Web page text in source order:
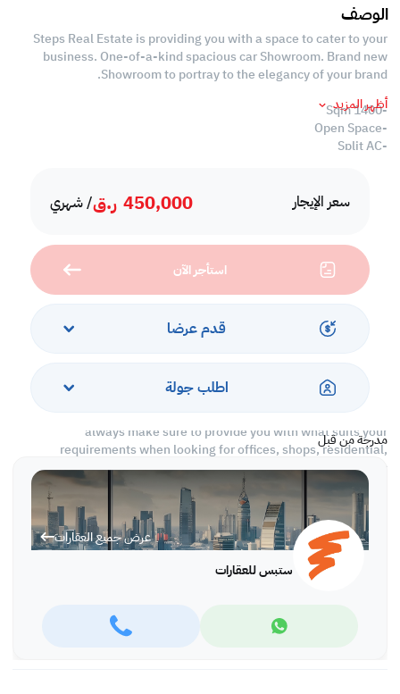
سعر الإيجار 450,000 ر.ق/ شهري
استأجر الآن
قدم عرضا
اطلب جولة
مدرجة من قبل
عرض جميع العقارات
ستبس للعقارات
الوصف
Steps Real Estate is providing you with a space to cater to your
business. One-of-a-kind spacious car Showroom. Brand new
Showroom to portray to the elegancy of your brand.
-1400 Sqm
-Open Space
-Split AC
Call us to schedule a viewing today!
easier we provide. We provide our clients with tailored property
experiences and offers. Our team operates with professionalism
aiming to maximize our customer satisfaction and obtain a
lifetime relationship. Whether it is business or personal, we
always make sure to provide you with what suits your
requirements when looking for offices, shops, residential,
warehouses…etc.
Find more at https://www.steps.com.qa
Visit us at the Al Qamra building, second floor.
Call us on +974 44687461 / +974 66346605.
Licensed no. 000037
Email us atcontact@steps.com.qa
أظهر المزيد